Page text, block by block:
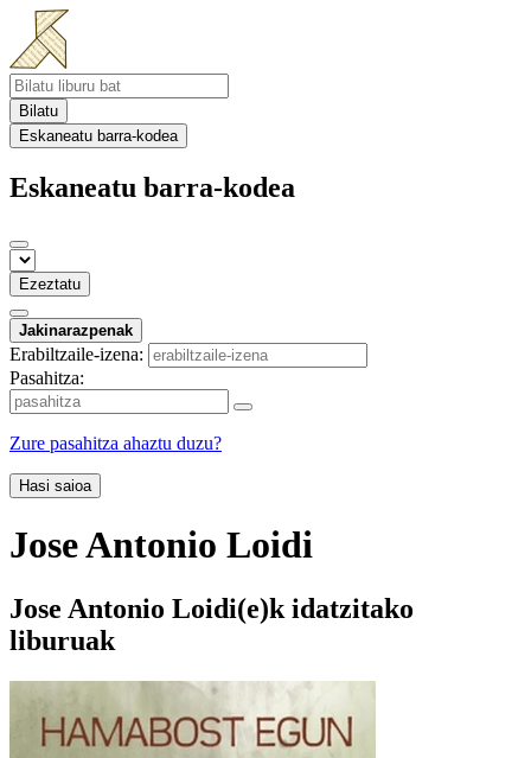
Bilatu
Eskaneatu barra-kodea
Eskaneatu barra-kodea
Ezeztatu
Jakinarazpenak
Erabiltzaile-izena:
Pasahitza:
Zure pasahitza ahaztu duzu?
Hasi saioa
Jose Antonio Loidi
Jose Antonio Loidi(e)k idatzitako
liburuak